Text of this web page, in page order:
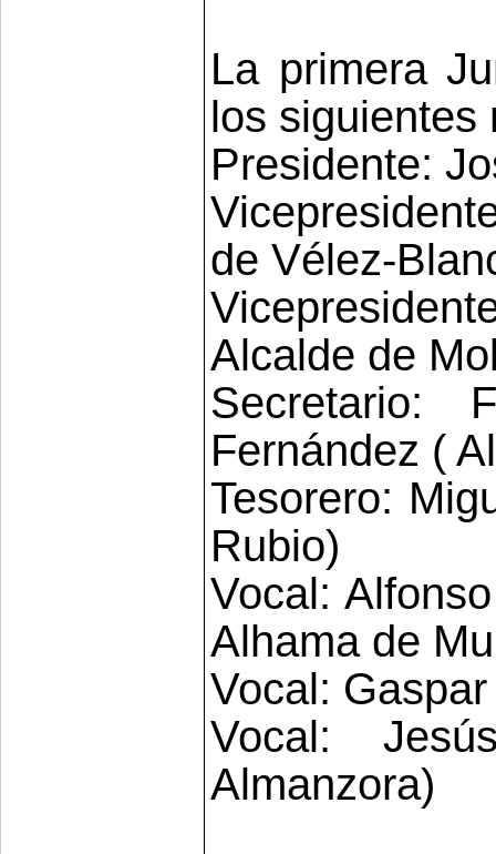
La primera
los siguientes
Presidente:
de Vélez-
Alcalde de
Secretario:
Fernández (
Tesorero:
Rubio)
Vocal:
Alhama de
Vocal:
Vocal:
Almanzora)